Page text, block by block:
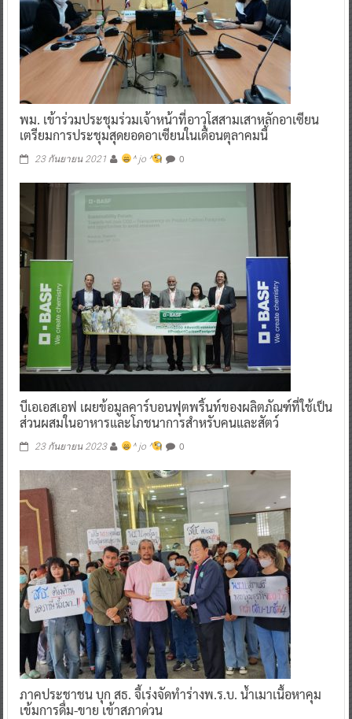
พม. เข้าร่วมประชุมร่วมเจ้าหน้าที่อาวุโสสามเสาหลักอาเซียน
เตรียมการประชุมสุดยอดอาเซียนในเดือนตุลาคมนี้
23 กันยายน 2021 ^ jo ^ 0
บีเอเอสเอฟ เผยข้อมูลคาร์บอนฟุตพริ้นท์ของผลิตภัณฑ์ที่ใช้เป็น
ส่วนผสมในอาหารและโภชนาการสำหรับคนและสัตว์
23 กันยายน 2023 ^ jo ^ 0
ภาคประชาชน บุก สธ. จี้เร่งจัดทำร่างพ.ร.บ. น้ำเมาเนื้อหาคุม
เข้มการดื่ม-ขาย เข้าสภาด่วน